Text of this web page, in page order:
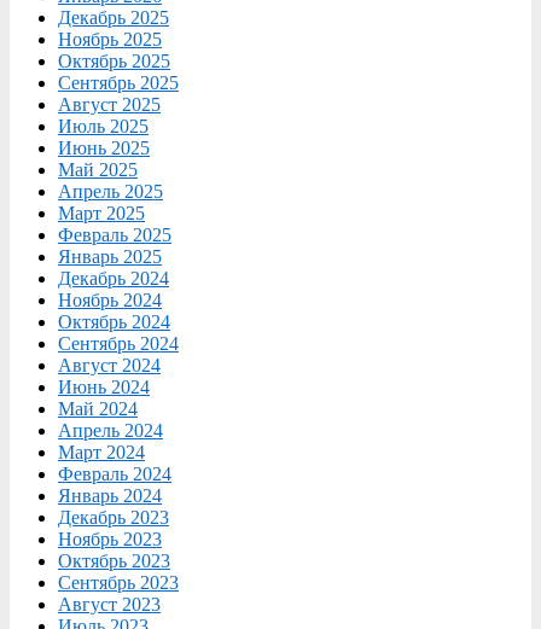
Декабрь 2025
Ноябрь 2025
Октябрь 2025
Сентябрь 2025
Август 2025
Июль 2025
Июнь 2025
Май 2025
Апрель 2025
Март 2025
Февраль 2025
Январь 2025
Декабрь 2024
Ноябрь 2024
Октябрь 2024
Сентябрь 2024
Август 2024
Июнь 2024
Май 2024
Апрель 2024
Март 2024
Февраль 2024
Январь 2024
Декабрь 2023
Ноябрь 2023
Октябрь 2023
Сентябрь 2023
Август 2023